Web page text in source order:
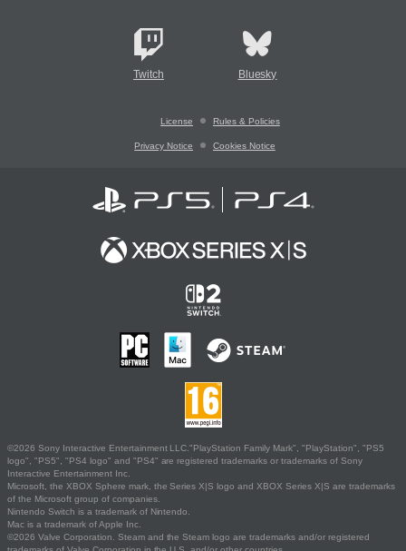
Twitch Bluesky
License Rules & Policies
Privacy Notice Cookies Notice
©2026 Sony Interactive Entertainment LLC."PlayStation Family Mark", "PlayStation", "PS5
logo", "PS5", "PS4 logo" and "PS4" are registered trademarks or trademarks of Sony
Interactive Entertainment Inc.
Microsoft, the XBOX Sphere mark, the Series X|S logo and XBOX Series X|S are trademarks
of the Microsoft group of companies.
Nintendo Switch is a trademark of Nintendo.
Mac is a trademark of Apple Inc.
©2026 Valve Corporation. Steam and the Steam logo are trademarks and/or registered